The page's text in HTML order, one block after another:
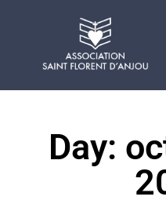
Day: